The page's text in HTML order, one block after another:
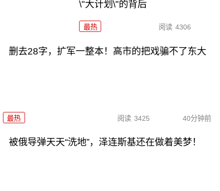
\"大计划\"的背后
最热 阅读 4306
删去28字，扩军一整本！高市的把戏骗不了东大
最热 阅读 3425 40分钟前
被俄导弹天天“洗地”，泽连斯基还在做着美梦！